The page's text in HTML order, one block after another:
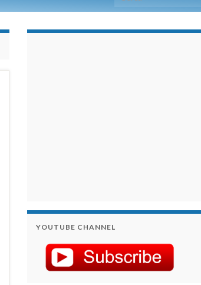
YOUTUBE CHANNEL